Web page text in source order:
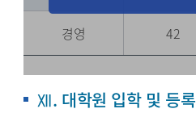
경영 42
Ⅻ. 대학원 입학 및 등록